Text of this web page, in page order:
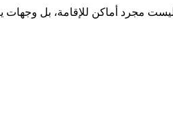
ليست مجرد أماكن للإقامة، بل